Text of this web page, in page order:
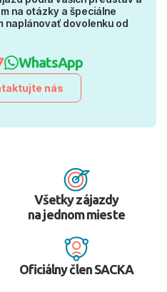
na otázky a špeciálne
naplánovať dovolenku od
WhatsApp
nás
Všetky zájazdy
na jednom mieste
Oficiálny člen SACKA